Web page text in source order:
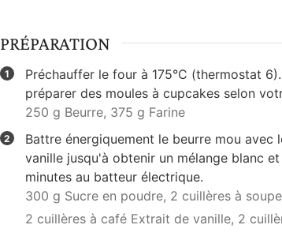
PRÉPARATION
Préchauffer le four à 175°C (thermostat
préparer des moules à cupcakes selon
250 g Beurre, 375 g Farine
Battre énergiquement le beurre mou
vanille jusqu'à obtenir un mélange blanc
minutes au batteur électrique.
300 g Sucre en poudre, 2 cuillères à
2 cuillères à café Extrait de vanille, 2